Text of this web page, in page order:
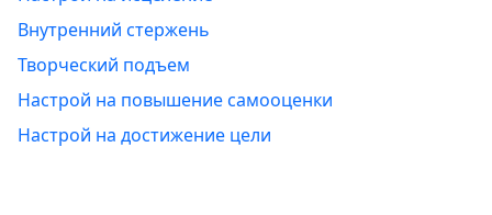
Внутренний стержень
Творческий подъем
Настрой на повышение самооценки
Настрой на достижение цели